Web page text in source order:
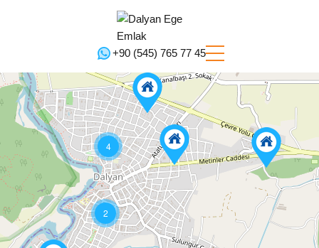
+90 (545) 765 77 45‬
4
2